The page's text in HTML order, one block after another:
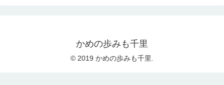
かめの歩みも千里
© 2019 かめの歩みも千里.